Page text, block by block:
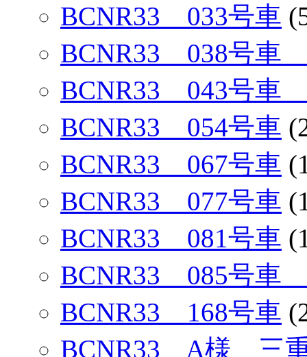
BCNR33 033号車
BCNR33 038号車
BCNR33 043号車
BCNR33 054号車
BCNR33 067号車
BCNR33 077号車
BCNR33 081号車
BCNR33 085号
BCNR33 168号車
BCNR33 A様 三